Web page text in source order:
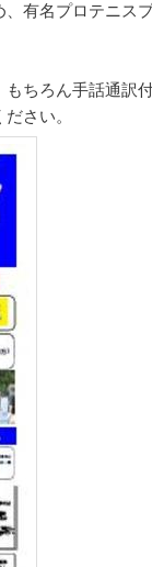
有名プロテニス
ちろん手話通訳
さい。